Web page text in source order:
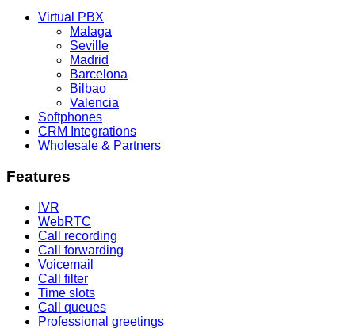
Virtual PBX
Malaga
Seville
Madrid
Barcelona
Bilbao
Valencia
Softphones
CRM Integrations
Wholesale & Partners
Features
IVR
WebRTC
Call recording
Call forwarding
Voicemail
Call filter
Time slots
Call queues
Professional greetings